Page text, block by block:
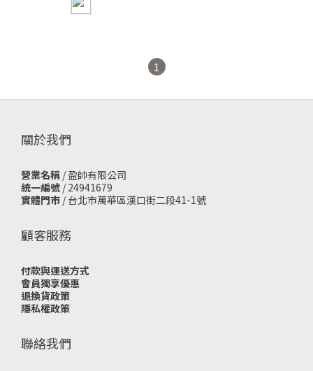
ABshorts
1
關於我們
營業名稱 / 盈帥有限公司
統一編號 / 24941679
實體門市 / 台北市萬華區漢口街二段41-1號
顧客服務
付款與運送方式
會員獨享優惠
退換貨政策
隱私權政策
聯絡我們